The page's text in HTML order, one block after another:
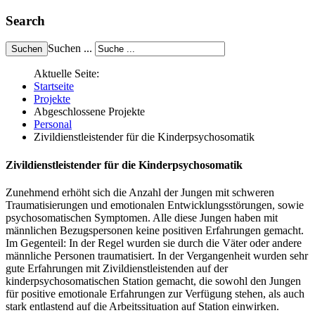
Search
Suchen ...
Aktuelle Seite:
Startseite
Projekte
Abgeschlossene Projekte
Personal
Zivildienstleistender für die Kinderpsychosomatik
Zivildienstleistender für die Kinderpsychosomatik
Zunehmend erhöht sich die Anzahl der Jungen mit schweren
Traumatisierungen und emotionalen Entwicklungsstörungen, sowie
psychosomatischen Symptomen. Alle diese Jungen haben mit
männlichen Bezugspersonen keine positiven Erfahrungen gemacht.
Im Gegenteil: In der Regel wurden sie durch die Väter oder andere
männliche Personen traumatisiert. In der Vergangenheit wurden sehr
gute Erfahrungen mit Zivildienstleistenden auf der
kinderpsychosomatischen Station gemacht, die sowohl den Jungen
für positive emotionale Erfahrungen zur Verfügung stehen, als auch
stark entlastend auf die Arbeitssituation auf Station einwirken.